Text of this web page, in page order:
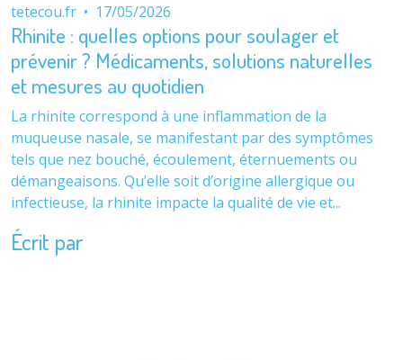
tetecou.fr • 17/05/2026
Rhinite : quelles options pour soulager et
prévenir ? Médicaments, solutions naturelles
et mesures au quotidien
La rhinite correspond à une inflammation de la
muqueuse nasale, se manifestant par des symptômes
tels que nez bouché, écoulement, éternuements ou
démangeaisons. Qu’elle soit d’origine allergique ou
infectieuse, la rhinite impacte la qualité de vie et...
Écrit par